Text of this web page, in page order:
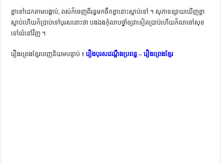
ខ្លា​ទៅ​ដេក​តាម​បង្គាប់, ពស់​ក៏​ចេញ​ពី​រន្ធ​មក​ចឹក​ខ្លា​នោះ​ស្លាប់​ទៅ ។ សុភាទន្សាយ​ឃើញ​ខ្លា​
ស្លាប់​ហើយ​ក៏​ប្រាប់​ទៅ​បុរស​នោះ​ថា​ បង​ឯង​កុំ​លាប​ថ្នាំ​ឲ្យ​វា​ទៀត​ប្រាប់​ហើយ​ក៏​លា​ចៅ​សុខ​
ទៅ​លំនៅ​វិញ ។
រឿងព្រេងខ្មែរពេញនិយមបន្ទាប់ ៖រឿងបុរសដណ្តឹងប្រពន្ធ – រឿងព្រេងខ្មែរ